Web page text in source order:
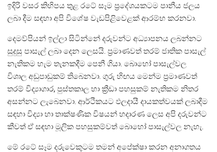
ඉදිරි වසර කිහිපය තුළ රටේ සෑම ප්‍රදේශයකටම පානීය ජලය
ලබා දීම සඳහා අපි විශේෂ වැඩපිළිවෙළක් ආරම්භ කරනවා.
දෙමව්පියන් ඉල්ලා සිටින්නේ දරුවන්ට අධ්‍යාපනය ලබන්නට
සුදුසු පාසැල් ලබා දෙන ලෙසයි. ප්‍රමාණවත් තරම් ජාතික පාසැල්
නැතිකම හැම තැනකදීම පෙනී ගියා. බොහෝ පාසැල්වල
විශාල අඩුපාඩුකම් තිබෙනවා. ගුරු හිඟය මෙන්ම ප්‍රමාණවත්
තරම් විද්‍යාගාර, පුස්තකාල හා ක්‍රීඩා පහසුකම් නැතිකම නිතර
අසන්නට ලැබෙනවා. ආර්ථිකයට ඵලදායී දායකත්වයක් ලබාදීම
සඳහා විද්‍යා හා තාක්ෂණික විෂයන් හදාරණ ලෙස අපි දරුවන්ට
කීවත් ඒ සඳහා මූලික පහසුකම්වත් බොහෝ පාසැල්වල නැහැ.
මේ රටේ සෑම දරුවෙකුටම තමන් අපේක්ෂා කරන අනාගතය